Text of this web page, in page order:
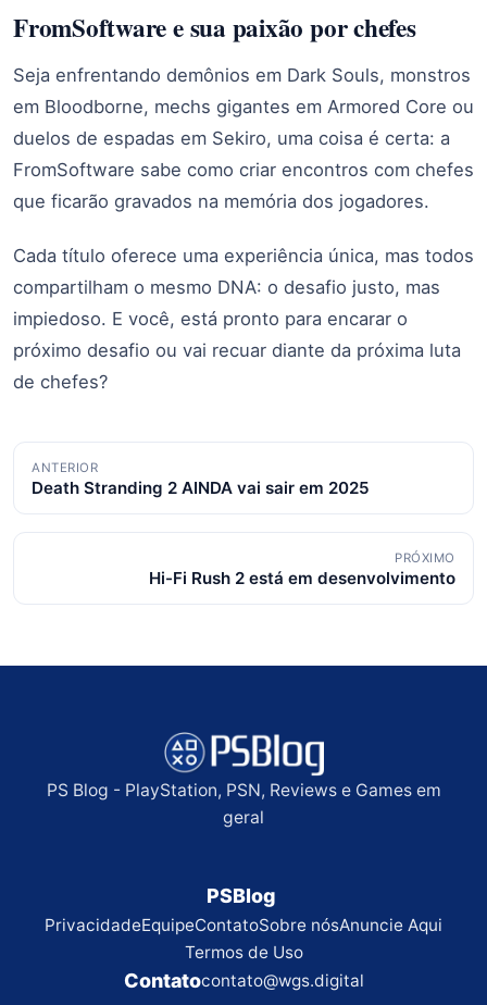
FromSoftware e sua paixão por chefes
Seja enfrentando demônios em Dark Souls, monstros
em Bloodborne, mechs gigantes em Armored Core ou
duelos de espadas em Sekiro, uma coisa é certa: a
FromSoftware sabe como criar encontros com chefes
que ficarão gravados na memória dos jogadores.
Cada título oferece uma experiência única, mas todos
compartilham o mesmo DNA: o desafio justo, mas
impiedoso. E você, está pronto para encarar o
próximo desafio ou vai recuar diante da próxima luta
de chefes?
Navegação
de
posts
ANTERIOR
Death Stranding 2 AINDA vai sair em 2025
PRÓXIMO
Hi-Fi Rush 2 está em desenvolvimento
PS Blog - PlayStation, PSN, Reviews e Games em
geral
PSBlog
PrivacidadeEquipeContatoSobre nósAnuncie Aqui
Termos de Uso
Contatocontato@wgs.digital